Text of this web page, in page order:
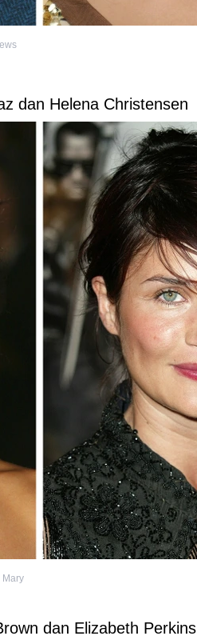
dan Helena Christensen
Mary
dan Elizabeth Perkins